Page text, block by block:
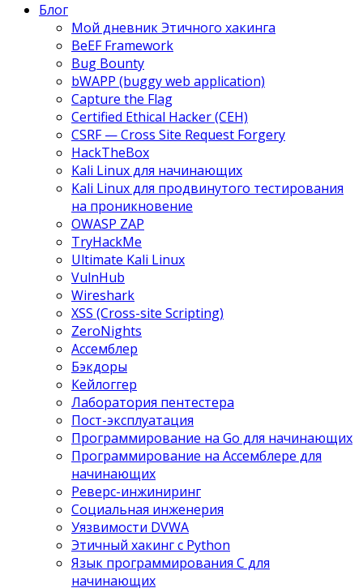
Блог
Мой дневник Этичного хакинга
BeEF Framework
Bug Bounty
bWAPP (buggy web application)
Capture the Flag
Certified Ethical Hacker (CEH)
CSRF — Cross Site Request Forgery
HackTheBox
Kali Linux для начинающих
Kali Linux для продвинутого тестирования
на проникновение
OWASP ZAP
TryHackMe
Ultimate Kali Linux
VulnHub
Wireshark
XSS (Cross-site Scripting)
ZeroNights
Ассемблер
Бэкдоры
Кейлоггер
Лаборатория пентестера
Пост-эксплуатация
Программирование на Go для начинающих
Программирование на Ассемблере для
начинающих
Реверс-инжиниринг
Социальная инженерия
Уязвимости DVWA
Этичный хакинг с Python
Язык программирования С для
начинающих